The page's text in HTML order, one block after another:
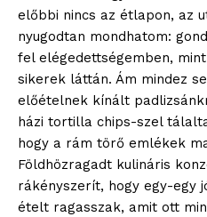
előbbi nincs az étlapon, az
nyugodtan mondhatom:
fel elégedettségemben,
sikerek láttán. Ám mindez
előételnek kínált
házi tortilla chips-szel
hogy a rám törő emlékek
Földhözragadt kulináris
rákényszerít, hogy egy-egy
ételt ragasszak, amit ott